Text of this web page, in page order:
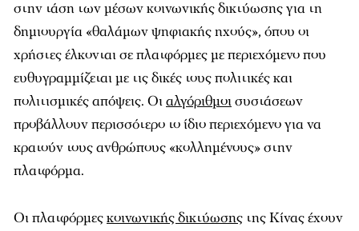
στην τάση των μέσων κοινωνικής δικτύωσης για τη
δημιουργία «θαλάμων ψηφιακής ηχούς», όπου οι
χρήστες έλκονται σε πλατφόρμες με περιεχόμενο που
ευθυγραμμίζεται με τις δικές τους πολιτικές και
πολιτισμικές απόψεις. Οιαλγόριθμοισυστάσεων
προβάλλουν περισσότερο το ίδιο περιεχόμενο για να
κρατούν τους ανθρώπους «κολλημένους» στην
πλατφόρμα.
Οι πλατφόρμεςκοινωνικής δικτύωσης της Κίνας έχουν